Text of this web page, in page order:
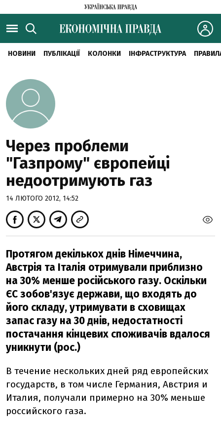
НОВИНИ ПУБЛІКАЦІЇ КОЛОНКИ ІНФРАСТРУКТУРА
Через проблеми
"Газпрому" європейці
недоотримують газ
14 ЛЮТОГО 2012, 14:52
Протягом декількох днів Німеччина,
Австрія та Італія отримували приблизно
на 30% менше російського газу. Оскільки
ЄС зобов'язує держави, що входять до
його складу, утримувати в сховищах
запас газу на 30 днів, недостатності
постачання кінцевих споживачів вдалося
уникнути (рос.)
В течение нескольких дней ряд европейских
государств, в том числе Германия, Австрия и
Италия, получали примерно на 30% меньше
российского газа.